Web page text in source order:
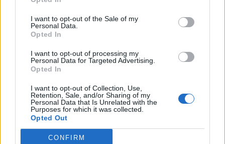
I want to opt-out of the Sale of my
Personal Data.
Opted In
I want to opt-out of processing my
Personal Data for Targeted Advertising.
Opted In
I want to opt-out of Collection, Use,
Retention, Sale, and/or Sharing of my
Personal Data that Is Unrelated with the
Purposes for which it was collected.
Opted Out
CONFIRM